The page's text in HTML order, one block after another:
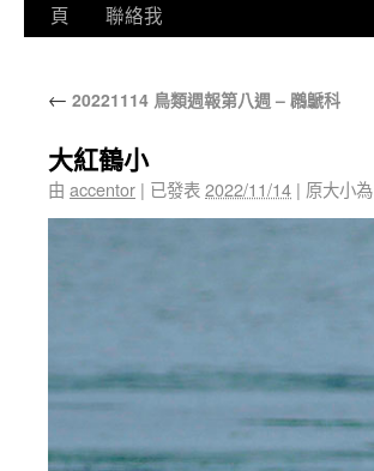
頁
聯絡我
← 20221114 鳥類週報第八週 – 鸊鷈科
大紅鶴小
由 accentor | 已發表2022/11/14 | 原大小為